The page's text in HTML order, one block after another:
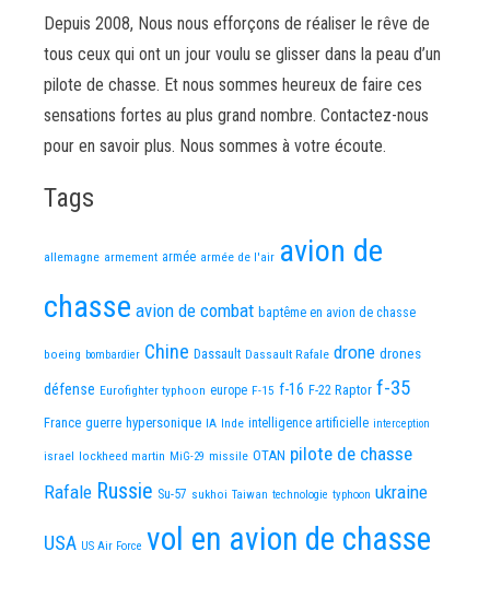
Depuis 2008, Nous nous efforçons de réaliser le rêve de
tous ceux qui ont un jour voulu se glisser dans la peau d’un
pilote de chasse. Et nous sommes heureux de faire ces
sensations fortes au plus grand nombre. Contactez-nous
pour en savoir plus. Nous sommes à votre écoute.
Tags
allemagne armement armée armée de l'air avion de
chasse avion de combat baptême en avion de chasse
boeing bombardier Chine Dassault Dassault Rafale drone drones
défense Eurofighter typhoon europe F-15 f-16 F-22 Raptor f-35
France guerre hypersonique IA Inde intelligence artificielle interception
israel lockheed martin MiG-29 missile OTAN pilote de chasse
Rafale Russie Su-57 sukhoi Taiwan technologie typhoon ukraine
USA US Air Force vol en avion de chasse